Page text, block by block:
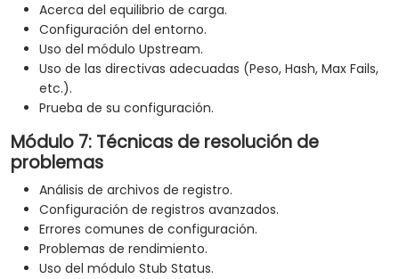
Acerca del equilibrio de carga.
Configuración del entorno.
Uso del módulo Upstream.
Uso de las directivas adecuadas (Peso, Hash, Max Fails,
etc.).
Prueba de su configuración.
Módulo 7: Técnicas de resolución de
problemas
Análisis de archivos de registro.
Configuración de registros avanzados.
Errores comunes de configuración.
Problemas de rendimiento.
Uso del módulo Stub Status.